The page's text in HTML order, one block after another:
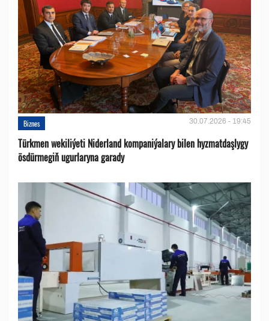
Biznes 30.07.2026 - 19:45
Türkmen wekiliýeti Niderland kompaniýalary bilen hyzmatdaşlygy
ösdürmegiň ugurlaryna garady